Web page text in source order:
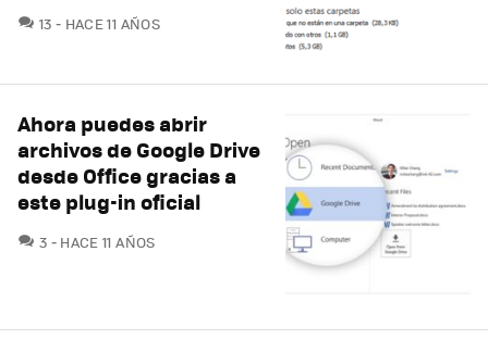
13 COMENTARIOS
HACE 11 AÑOS
Ahora puedes abrir
archivos de Google Drive
desde Office gracias a
este plug-in oficial
3 COMENTARIOS
HACE 11 AÑOS